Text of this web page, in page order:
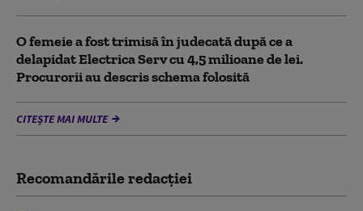
O femeie a fost trimisă în judecată după ce a
delapidat Electrica Serv cu 4,5 milioane de lei.
Procurorii au descris schema folosită
CITEȘTE MAI MULTE
Recomandările redacţiei